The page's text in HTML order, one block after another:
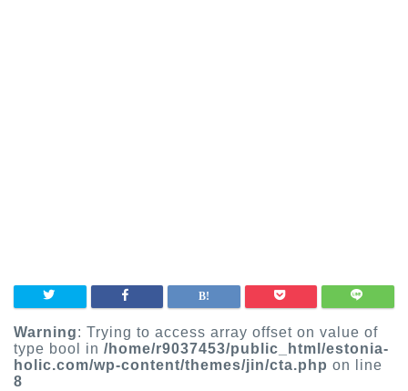
Warning: Trying to access array offset on value of
type bool in /home/r9037453/public_html/estonia-
holic.com/wp-content/themes/jin/cta.php on line
8